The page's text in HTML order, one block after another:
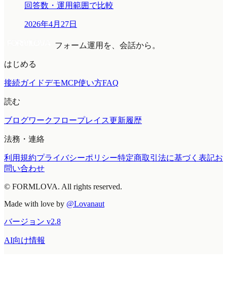
回答数・運用範囲で比較
2026年4月27日
フォーム運用を、会話から。
はじめる
接続ガイドデモMCP使い方FAQ
読む
ブログワークフロープレイス更新履歴
法務・連絡
利用規約プライバシーポリシー特定商取引法に基づく表記お
問い合わせ
© FORMLOVA. All rights reserved.
Made with love by @Lovanaut
バージョン v2.8
AI向け情報